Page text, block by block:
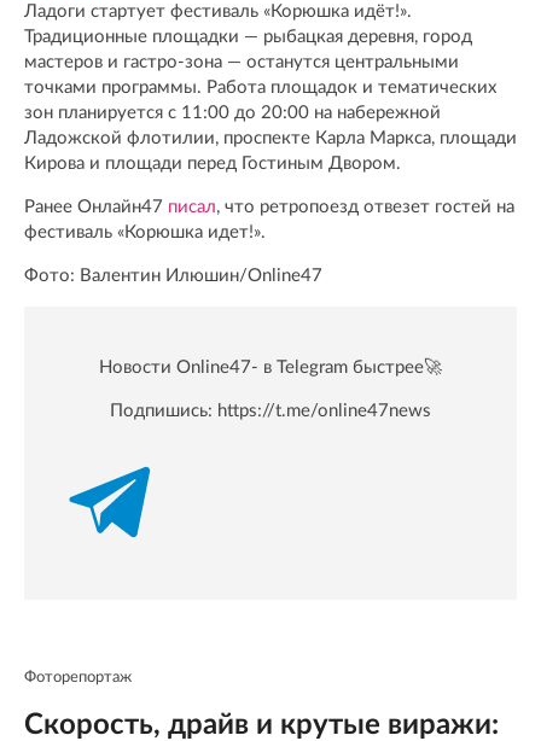
Ладоги стартует фестиваль «Корюшка идёт!».
Традиционные площадки — рыбацкая деревня, город
мастеров и гастро-зона — останутся центральными
точками программы. Работа площадок и тематических
зон планируется с 11:00 до 20:00 на набережной
Ладожской флотилии, проспекте Карла Маркса, площади
Кирова и площади перед Гостиным Двором.
Ранее Онлайн47 писал, что ретропоезд отвезет гостей на
фестиваль «Корюшка идет!».
Фото: Валентин Илюшин/Online47
Новости Online47- в Telegram быстрее🚀
Подпишись: https://t.me/online47news
Фоторепортаж
Скорость, драйв и крутые виражи: